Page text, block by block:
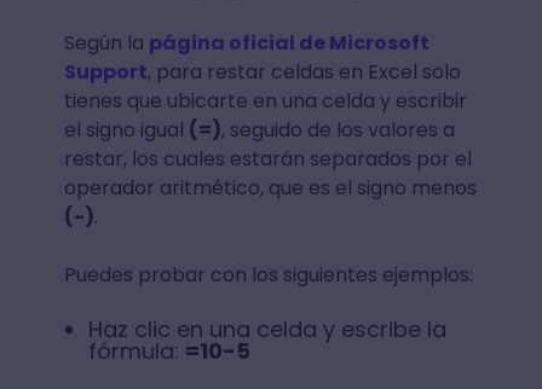
Según la página oficial de Microsoft
Support, para restar celdas en Excel solo
tienes que ubicarte en una celda y escribir
el signo igual (=), seguido de los valores a
restar, los cuales estarán separados por el
operador aritmético, que es el signo menos
(-).
Puedes probar con los siguientes ejemplos:
Haz clic en una celda y escribe la
fórmula: =10-5